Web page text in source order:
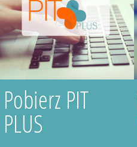
Pobierz PIT
PLUS